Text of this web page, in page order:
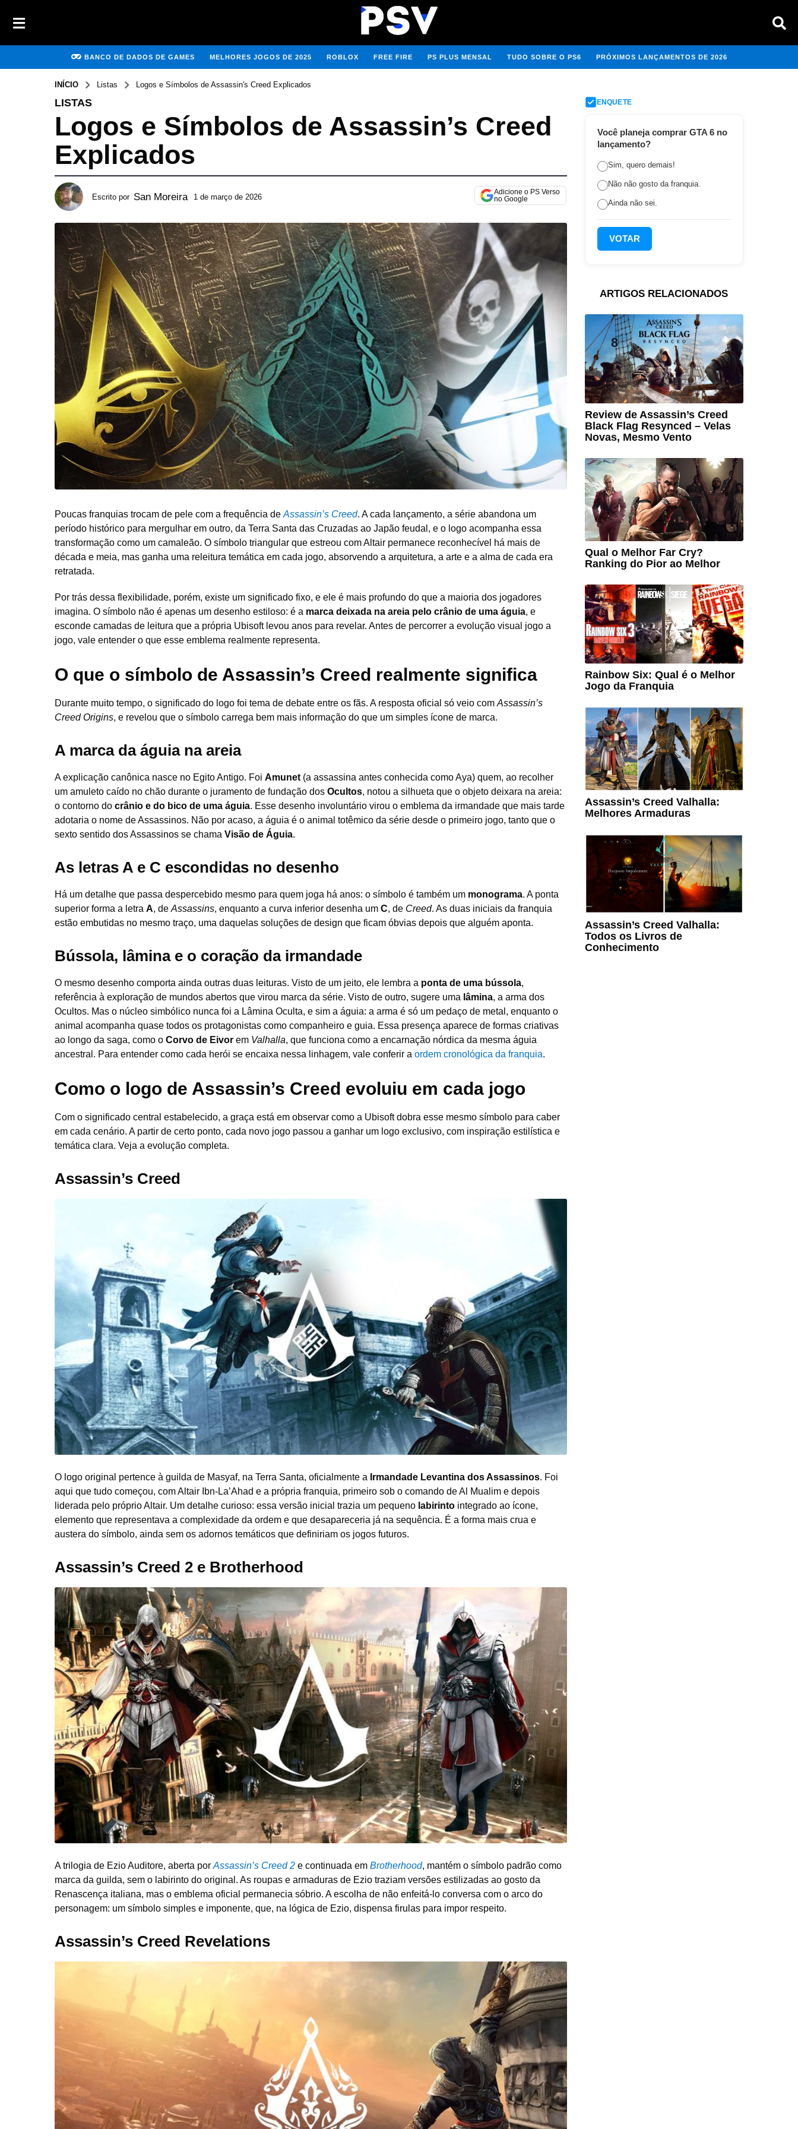
BANCO DE DADOS DE GAMES MELHORES JOGOS DE 2025 ROBLOX FREE FIRE PS PLUS MENSAL TUDO SOBRE O PS6 PRÓXIMOS LANÇAMENTOS DE 2026
INÍCIO Listas Logos e Símbolos de Assassin's Creed Explicados
LISTAS
Logos e Símbolos de Assassin’s Creed
Explicados
Escrito por San Moreira 1 de março de 2026
j
u
l
h
o
d
e
2
0
6
Adicione o PS Verso
no Google
Poucas franquias trocam de pele com a frequência de Assassin’s Creed. A cada lançamento, a série abandona um
período histórico para mergulhar em outro, da Terra Santa das Cruzadas ao Japão feudal, e o logo acompanha essa
transformação como um camaleão. O símbolo triangular que estreou com Altair permanece reconhecível há mais de
década e meia, mas ganha uma releitura temática em cada jogo, absorvendo a arquitetura, a arte e a alma de cada era
retratada.
Por trás dessa flexibilidade, porém, existe um significado fixo, e ele é mais profundo do que a maioria dos jogadores
imagina. O símbolo não é apenas um desenho estiloso: é a marca deixada na areia pelo crânio de uma águia, e
esconde camadas de leitura que a própria Ubisoft levou anos para revelar. Antes de percorrer a evolução visual jogo a
jogo, vale entender o que esse emblema realmente representa.
O que o símbolo de Assassin’s Creed realmente significa
Durante muito tempo, o significado do logo foi tema de debate entre os fãs. A resposta oficial só veio com Assassin’s
Creed Origins, e revelou que o símbolo carrega bem mais informação do que um simples ícone de marca.
A marca da águia na areia
A explicação canônica nasce no Egito Antigo. Foi Amunet (a assassina antes conhecida como Aya) quem, ao recolher
um amuleto caído no chão durante o juramento de fundação dos Ocultos, notou a silhueta que o objeto deixara na areia:
o contorno do crânio e do bico de uma águia. Esse desenho involuntário virou o emblema da irmandade que mais tarde
adotaria o nome de Assassinos. Não por acaso, a águia é o animal totêmico da série desde o primeiro jogo, tanto que o
sexto sentido dos Assassinos se chama Visão de Águia.
As letras A e C escondidas no desenho
Há um detalhe que passa despercebido mesmo para quem joga há anos: o símbolo é também um monograma. A ponta
superior forma a letra A, de Assassins, enquanto a curva inferior desenha um C, de Creed. As duas iniciais da franquia
estão embutidas no mesmo traço, uma daquelas soluções de design que ficam óbvias depois que alguém aponta.
Bússola, lâmina e o coração da irmandade
O mesmo desenho comporta ainda outras duas leituras. Visto de um jeito, ele lembra a ponta de uma bússola,
referência à exploração de mundos abertos que virou marca da série. Visto de outro, sugere uma lâmina, a arma dos
Ocultos. Mas o núcleo simbólico nunca foi a Lâmina Oculta, e sim a águia: a arma é só um pedaço de metal, enquanto o
animal acompanha quase todos os protagonistas como companheiro e guia. Essa presença aparece de formas criativas
ao longo da saga, como o Corvo de Eivor em Valhalla, que funciona como a encarnação nórdica da mesma águia
ancestral. Para entender como cada herói se encaixa nessa linhagem, vale conferir a ordem cronológica da franquia.
Como o logo de Assassin’s Creed evoluiu em cada jogo
Com o significado central estabelecido, a graça está em observar como a Ubisoft dobra esse mesmo símbolo para caber
em cada cenário. A partir de certo ponto, cada novo jogo passou a ganhar um logo exclusivo, com inspiração estilística e
temática clara. Veja a evolução completa.
Assassin’s Creed
O logo original pertence à guilda de Masyaf, na Terra Santa, oficialmente a Irmandade Levantina dos Assassinos. Foi
aqui que tudo começou, com Altair Ibn-La’Ahad e a própria franquia, primeiro sob o comando de Al Mualim e depois
liderada pelo próprio Altair. Um detalhe curioso: essa versão inicial trazia um pequeno labirinto integrado ao ícone,
elemento que representava a complexidade da ordem e que desapareceria já na sequência. É a forma mais crua e
austera do símbolo, ainda sem os adornos temáticos que definiriam os jogos futuros.
Assassin’s Creed 2 e Brotherhood
A trilogia de Ezio Auditore, aberta por Assassin’s Creed 2 e continuada em Brotherhood, mantém o símbolo padrão como
marca da guilda, sem o labirinto do original. As roupas e armaduras de Ezio traziam versões estilizadas ao gosto da
Renascença italiana, mas o emblema oficial permanecia sóbrio. A escolha de não enfeitá-lo conversa com o arco do
personagem: um símbolo simples e imponente, que, na lógica de Ezio, dispensa firulas para impor respeito.
Assassin’s Creed Revelations
ENQUETE
Você planeja comprar GTA 6 no
lançamento?
Sim, quero demais!
Não não gosto da franquia.
Ainda não sei.
VOTAR
ARTIGOS RELACIONADOS
8
Review de Assassin’s Creed
Black Flag Resynced – Velas
Novas, Mesmo Vento
Qual o Melhor Far Cry?
Ranking do Pior ao Melhor
Rainbow Six: Qual é o Melhor
Jogo da Franquia
Assassin’s Creed Valhalla:
Melhores Armaduras
Assassin’s Creed Valhalla:
Todos os Livros de
Conhecimento